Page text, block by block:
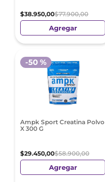
$38.950,00$77.900,00
Agregar
Ampk Sport Creatina Polvo
X 300 G
$29.450,00$58.900,00
-50 %
Agregar